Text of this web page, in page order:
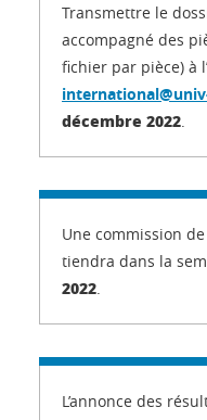
Transmettre le
accompagné des
fichier par pièce) à
décembre 2022
Une commission
tiendra dans la
2022
L’annonce des